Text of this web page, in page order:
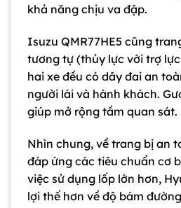
khả năng chịu va đập.
Isuzu QMR77HE5 cũng
tương tự (thủy lực với trợ
hai xe đều có dây đai an
người lái và hành khách.
giúp mở rộng tầm quan sát.
Nhìn chung, về trang bị an
đáp ứng các tiêu chuẩn cơ
việc sử dụng lốp lớn hơn,
lợi thế hơn về độ bám